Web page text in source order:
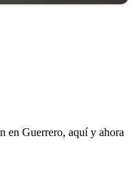
en Guerrero, aquí y ahora